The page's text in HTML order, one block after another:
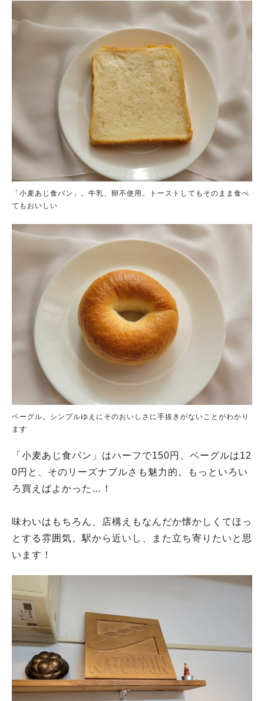
「小麦あじ食パン」。牛乳、卵不使用。トーストしてもそのまま食べ
てもおいしい
ベーグル。シンプルゆえにそのおいしさに手抜きがないことがわかり
ます
「小麦あじ食パン」はハーフで150円、ベーグルは12
0円と、そのリーズナブルさも魅力的。もっといろい
ろ買えばよかった…！
味わいはもちろん、店構えもなんだか懐かしくてほっ
とする雰囲気。駅から近いし、また立ち寄りたいと思
います！